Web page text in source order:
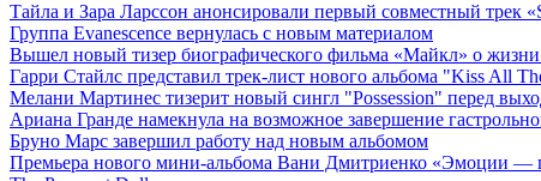
Тайла и Зара Ларссон анонсировали первый совместный трек
Группа Evanescence вернулась с новым материалом
Вышел новый тизер биографического фильма «Майкл» о
Гарри Стайлс представил трек-лист нового альбома "Kiss All
Мелани Мартинес тизерит новый сингл "Possession" перед
Ариана Гранде намекнула на возможное завершение
Бруно Марс завершил работу над новым альбомом
Премьера нового мини-альбома Вани Дмитриенко «Эмоции —